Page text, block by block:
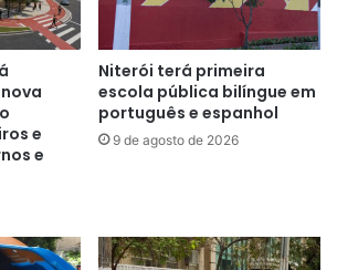
e
e
Niterói terá primeira
escola pública bilíngue em
português e espanhol
9 de agosto de 2026